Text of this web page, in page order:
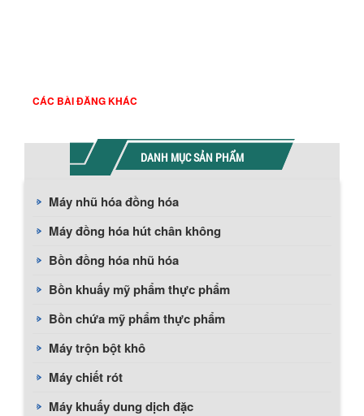
CÁC BÀI ĐĂNG KHÁC
DANH MỤC SẢN PHẨM
Máy nhũ hóa đồng hóa
Máy đồng hóa hút chân không
Bồn đồng hóa nhũ hóa
Bồn khuấy mỹ phẩm thực phẩm
Bồn chứa mỹ phẩm thực phẩm
Máy trộn bột khô
Máy chiết rót
Máy khuấy dung dịch đặc